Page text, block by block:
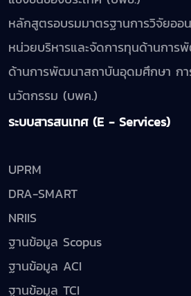
หลักสูตรอบรมมาตรฐานการวิจัยออ
หน่วยบริหารและจัดการทุนด้านกา
ด้านการพัฒนาสถาบันอุดมศึกษา กา
นวัตกรรม (บพค.)
ระบบสารสนเทศ (E - Services)
UPRM
DRA-SMART
NRIIS
ฐานข้อมูล Scopus
ฐานข้อมูล ACI
ฐานข้อมูล TCI